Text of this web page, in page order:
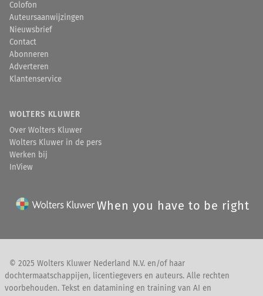
Colofon
Auteursaanwijzingen
Nieuwsbrief
Contact
Abonneren
Adverteren
Klantenservice
WOLTERS KLUWER
Over Wolters Kluwer
Wolters Kluwer in de pers
Werken bij
InView
When you have to be right
© 2025 Wolters Kluwer Nederland N.V. en/of haar
dochtermaatschappijen, licentiegevers en auteurs. Alle rechten
voorbehouden. Tekst en datamining en training van AI en